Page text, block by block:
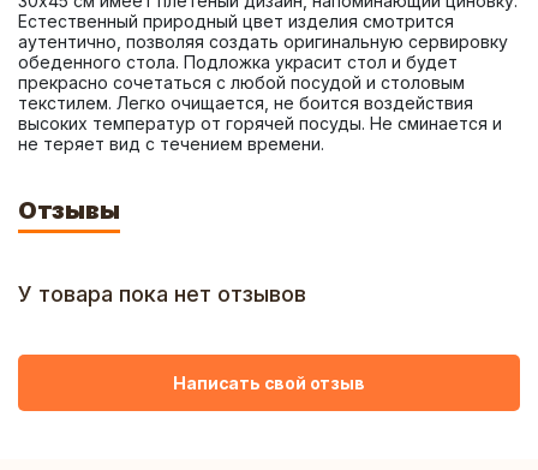
Естественный природный цвет изделия смотрится
аутентично, позволяя создать оригинальную сервировку
обеденного стола. Подложка украсит стол и будет
прекрасно сочетаться с любой посудой и столовым
текстилем. Легко очищается, не боится воздействия
высоких температур от горячей посуды. Не сминается и
не теряет вид с течением времени.
Отзывы
У товара пока нет отзывов
Написать свой отзыв